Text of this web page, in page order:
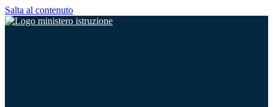
Salta al contenuto